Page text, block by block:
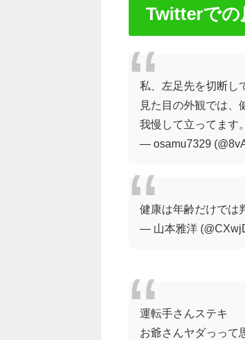
Twitterでの
私、左足先を切断し
見た目の外観では、
我慢して立ってます
— osamu7329
健康は年齢だけでは
— 山本雅洋
運転手さんステキ
お爺さんヤダっって